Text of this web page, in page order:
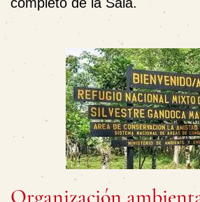
Organización